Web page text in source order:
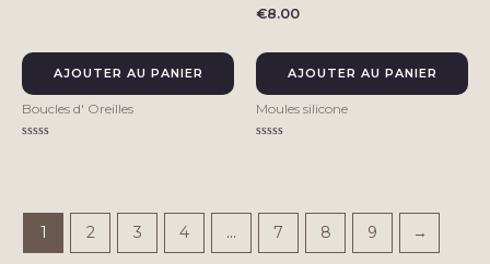
AJOUTER AU PANIER
Boucles d' Oreilles
€8.00
AJOUTER AU PANIER
Moules silicone
1 2 3 4 … 7 8 9 →